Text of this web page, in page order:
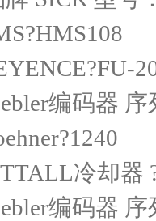
编码器
冷
编码器